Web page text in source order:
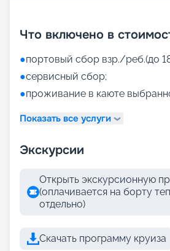
Что включено в
●портовый сбор взр./реб.(до
●сервисный сбор;
●проживание в каюте
Показать все услуги
Экскурсии
Открыть экскурсионную
(оплачивается на борту
отдельно)
Скачать программу круиза